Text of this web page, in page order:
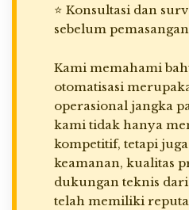
⭐ Konsultasi dan
sebelum pemasangan
Kami memahami
otomatisasi
operasional jangka
kami tidak hanya
kompetitif, tetapi juga
keamanan, kualitas
dukungan teknis
telah memiliki